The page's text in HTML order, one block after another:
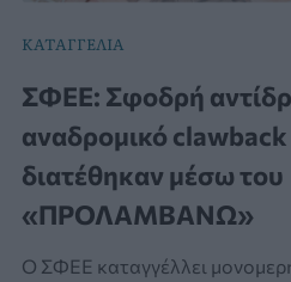
ΚΑΤΑΓΓΕΛΙΑ
ΣΦΕΕ: Σφοδρή
αναδρομικό
διατέθηκαν μέσω του
«ΠΡΟΛΑΜΒΑΝΩ»
Ο ΣΦΕΕ καταγγέλλει